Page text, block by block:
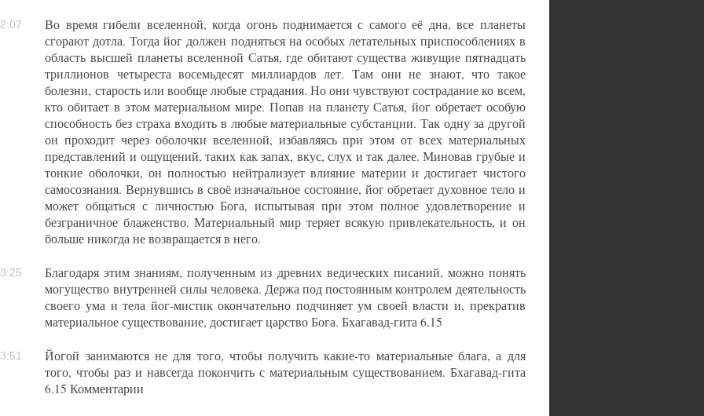
Во время гибели вселенной, когда огонь поднимается с самого её дна, все планеты
сгорают дотла. Тогда йог должен подняться на особых летательных приспособлениях в
область высшей планеты вселенной Сатья, где обитают существа живущие пятнадцать
триллионов четыреста восемьдесят миллиардов лет. Там они не знают, что такое
болезни, старость или вообще любые страдания. Но они чувствуют сострадание ко всем,
кто обитает в этом материальном мире. Попав на планету Сатья, йог обретает особую
способность без страха входить в любые материальные субстанции. Так одну за другой
он проходит через оболочки вселенной, избавляясь при этом от всех материальных
представлений и ощущений, таких как запах, вкус, слух и так далее. Миновав грубые и
тонкие оболочки, он полностью нейтрализует влияние материи и достигает чистого
самосознания. Вернувшись в своё изначальное состояние, йог обретает духовное тело и
может общаться с личностью Бога, испытывая при этом полное удовлетворение и
безграничное блаженство. Материальный мир теряет всякую привлекательность, и он
больше никогда не возвращается в него.
Благодаря этим знаниям, полученным из древних ведических писаний, можно понять
могущество внутренней силы человека. Держа под постоянным контролем деятельность
своего ума и тела йог-мистик окончательно подчиняет ум своей власти и, прекратив
материальное существование, достигает царство Бога. Бхагавад-гита 6.15
Йогой занимаются не для того, чтобы получить какие-то материальные блага, а для
того, чтобы раз и навсегда покончить с материальным существованием. Бхагавад-гита
6.15 Комментарии